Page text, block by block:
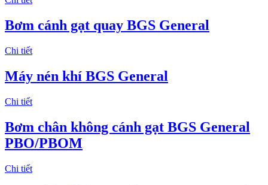
Bơm cánh gạt quay BGS General
Chi tiết
Máy nén khí BGS General
Chi tiết
Bơm chân không cánh gạt BGS General
PBO/PBOM
Chi tiết